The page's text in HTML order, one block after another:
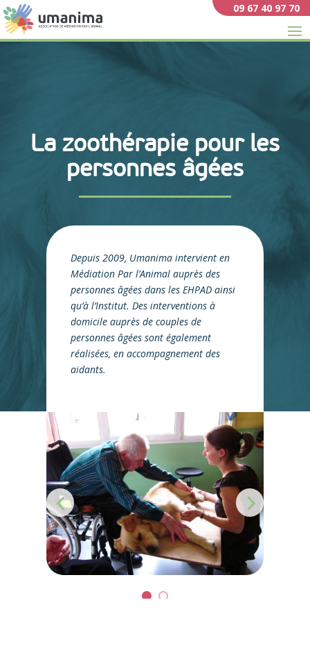
09 67 40 97 70
La zoothérapie pourles
personnes âgées
Depuis 2009, Umanima intervient en
Médiation Par l’Animal auprès des
personnes âgées dans les EHPAD ainsi
qu’à l’Institut. Des interventions à
domicile auprès de couples de
personnes âgées sont également
réalisées, en accompagnement des
aidants.